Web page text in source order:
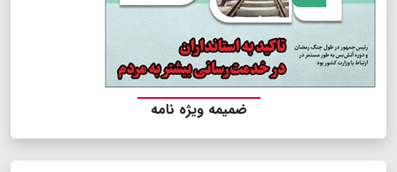
ضمیمه ویژه نامه